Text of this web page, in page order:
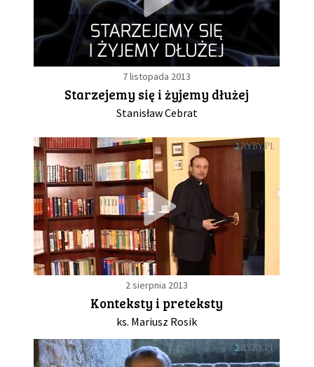
7 listopada 2013
Starzejemy się i żyjemy dłużej
Stanisław Cebrat
2 sierpnia 2013
Konteksty i preteksty
ks. Mariusz Rosik